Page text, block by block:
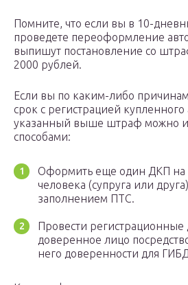
Помните, что если вы в 10-
проведете переоформление
выпишут постановление со
2000 рублей.
Если вы по каким-либо
срок с регистрацией купленного
указанный выше штраф можно
способами:
Оформить еще один ДКП на
человека (супруга или
заполнением ПТС.
Провести регистрационные
доверенное лицо
него доверенности для